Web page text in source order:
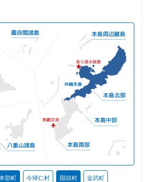
部町 今帰仁村 国頭村 金武町